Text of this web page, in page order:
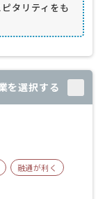
タリティをも
を選択する
融通が利く